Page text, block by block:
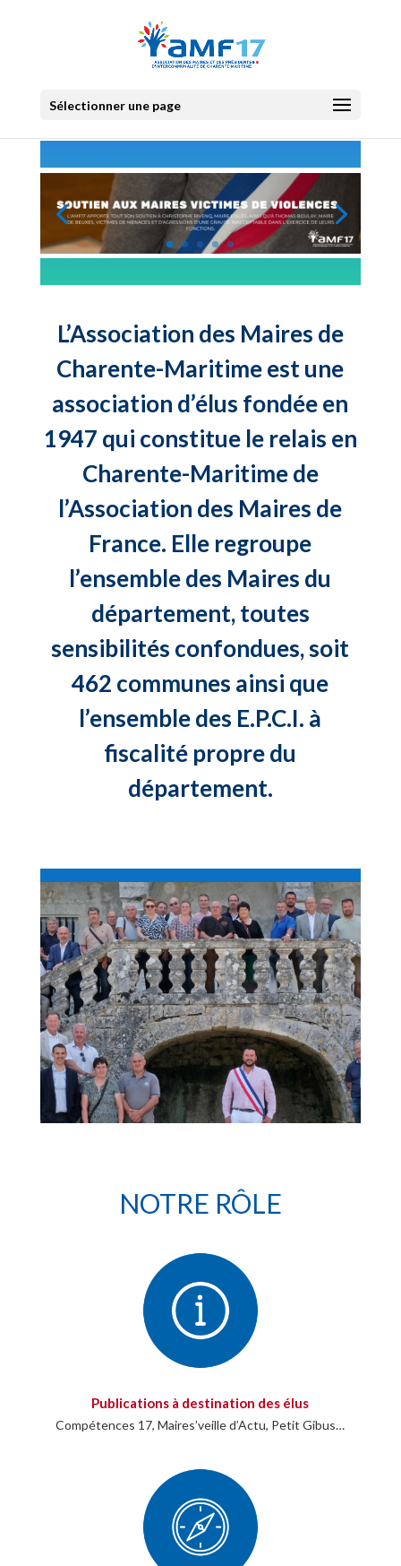
Sélectionner une page
L’Association des Maires de
Charente-Maritime est une
association d’élus fondée en
1947 qui constitue le relais en
Charente-Maritime de
l’Association des Maires de
France. Elle regroupe
l’ensemble des Maires du
département, toutes
sensibilités confondues, soit
462 communes ainsi que
l’ensemble des E.P.C.I. à
fiscalité propre du
département.
NOTRE RÔLE
Publications à destination des élus
Compétences 17, Maires’veille d’Actu, Petit Gibus…